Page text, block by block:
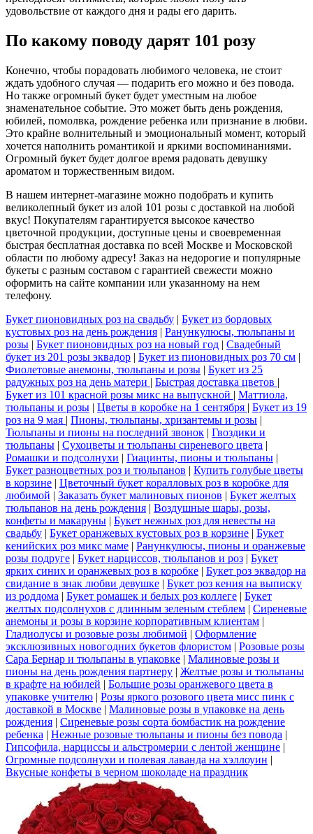
удовольствие от каждого дня и рады его дарить.
По какому поводу дарят 101 розу
Конечно, чтобы порадовать любимого человека, не стоит
ждать удобного случая — подарить его можно и без повода.
Но также огромный букет будет уместным на любое
знаменательное событие. Это может быть день рождения,
юбилей, помолвка, рождение ребенка или признание в любви.
Это крайне волнительный и эмоциональный момент, который
хочется наполнить романтикой и яркими воспоминаниями.
Огромный букет будет долгое время радовать девушку
ароматом и торжественным видом.
В нашем интернет-магазине можно подобрать и купить
великолепный букет из алой 101 розы с доставкой на любой
вкус! Покупателям гарантируется высокое качество
цветочной продукции, доступные цены и своевременная
быстрая бесплатная доставка по всей Москве и Московской
области по любому адресу! Заказ на недорогие и популярные
букеты с разным составом с гарантией свежести можно
оформить на сайте компании или указанному на нем
телефону.
Букет пионовидных роз на свадьбу | Букет из бордовых
кустовых роз на день рождения | Ранункулюсы, тюльпаны и
розы | Букет пионовидных роз на новый год | Свадебный
букет из 201 розы эквадор | Букет из пионовидных роз 70 см |
Фиолетовые анемоны, тюльпаны и розы | Букет из 25
радужных роз на день матери | Быстрая доставка цветов |
Букет из 101 красной розы микс на выпускной | Маттиола,
тюльпаны и розы | Цветы в коробке на 1 сентября | Букет из 19
роз на 9 мая | Пионы, тюльпаны, хризантемы и розы |
Тюльпаны и пионы на последний звонок | Гвоздики и
тюльпаны | Сухоцветы и тюльпаны сиреневого цвета |
Ромашки и подсолнухи | Гиацинты, пионы и тюльпаны |
Букет разноцветных роз и тюльпанов | Купить голубые цветы
в корзине | Цветочный букет коралловых роз в коробке для
любимой | Заказать букет малиновых пионов | Букет желтых
тюльпанов на день рождения | Воздушные шары, розы,
конфеты и макаруны | Букет нежных роз для невесты на
свадьбу | Букет оранжевых кустовых роз в корзине | Букет
кенийских роз микс маме | Ранункулюсы, пионы и оранжевые
розы подруге | Букет нарциссов, тюльпанов и роз | Букет
ярких синих и оранжевых роз в коробке | Букет роз эквадор на
свидание в знак любви девушке | Букет роз кения на выписку
из роддома | Букет ромашек и белых роз коллеге | Букет
желтых подсолнухов с длинным зеленым стеблем | Сиреневые
анемоны и розы в корзине корпоративным клиентам |
Гладиолусы и розовые розы любимой | Оформление
эксклюзивных новогодних букетов флористом | Розовые розы
Сара Бернар и тюльпаны в упаковке | Малиновые розы и
пионы на день рождения партнеру | Желтые розы и тюльпаны
в крафте на юбилей | Большие розы оранжевого цвета в
упаковке учителю | Розы яркого розового цвета мисс пинк с
доставкой в Москве | Малиновые розы в упаковке на день
рождения | Сиреневые розы сорта бомбастик на рождение
ребенка | Нежные розовые тюльпаны и пионы без повода |
Гипсофила, нарциссы и альстромерии с лентой женщине |
Огромные подсолнухи и полевая лаванда на хэллоуин |
Вкусные конфеты в черном шоколаде на праздник